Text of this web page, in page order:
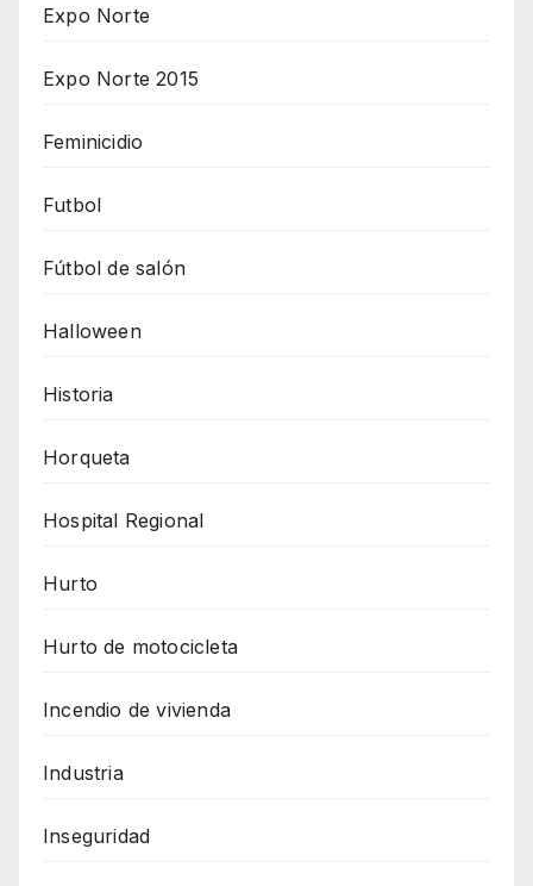
Expo Norte
Expo Norte 2015
Feminicidio
Futbol
Fútbol de salón
Halloween
Historia
Horqueta
Hospital Regional
Hurto
Hurto de motocicleta
Incendio de vivienda
Industria
Inseguridad